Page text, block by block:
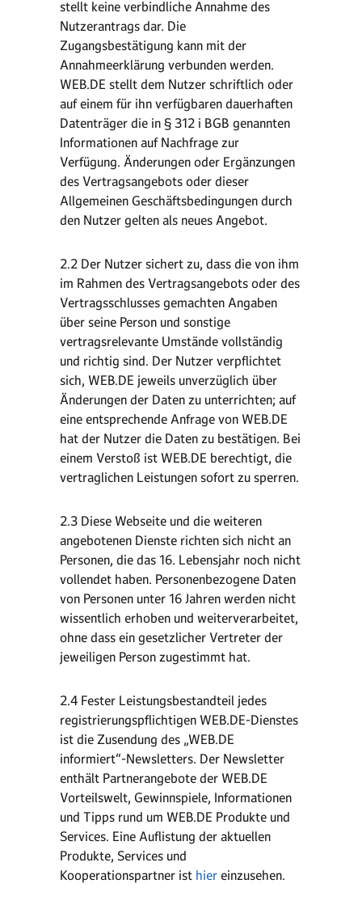
stellt keine verbindliche Annahme des
Nutzerantrags dar. Die
Zugangsbestätigung kann mit der
Annahmeerklärung verbunden werden.
WEB.DE stellt dem Nutzer schriftlich oder
auf einem für ihn verfügbaren dauerhaften
Datenträger die in § 312 i BGB genannten
Informationen auf Nachfrage zur
Verfügung. Änderungen oder Ergänzungen
des Vertragsangebots oder dieser
Allgemeinen Geschäftsbedingungen durch
den Nutzer gelten als neues Angebot.
2.2 Der Nutzer sichert zu, dass die von ihm
im Rahmen des Vertragsangebots oder des
Vertragsschlusses gemachten Angaben
über seine Person und sonstige
vertragsrelevante Umstände vollständig
und richtig sind. Der Nutzer verpflichtet
sich, WEB.DE jeweils unverzüglich über
Änderungen der Daten zu unterrichten; auf
eine entsprechende Anfrage von WEB.DE
hat der Nutzer die Daten zu bestätigen. Bei
einem Verstoß ist WEB.DE berechtigt, die
vertraglichen Leistungen sofort zu sperren.
2.3 Diese Webseite und die weiteren
angebotenen Dienste richten sich nicht an
Personen, die das 16. Lebensjahr noch nicht
vollendet haben. Personenbezogene Daten
von Personen unter 16 Jahren werden nicht
wissentlich erhoben und weiterverarbeitet,
ohne dass ein gesetzlicher Vertreter der
jeweiligen Person zugestimmt hat.
2.4 Fester Leistungsbestandteil jedes
registrierungspflichtigen WEB.DE-Dienstes
ist die Zusendung des „WEB.DE
informiert“-Newsletters. Der Newsletter
enthält Partnerangebote der WEB.DE
Vorteilswelt, Gewinnspiele, Informationen
und Tipps rund um WEB.DE Produkte und
Services. Eine Auflistung der aktuellen
Produkte, Services und
Kooperationspartner ist hier einzusehen.